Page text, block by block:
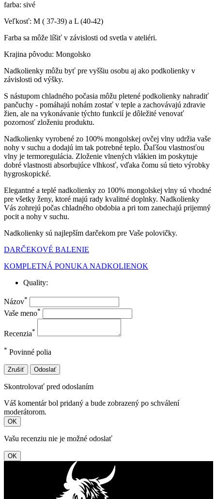
farba: sivé
Veľkosť: M ( 37-39) a L (40-42)
Farba sa môže líšiť v závislosti od svetla v ateliéri.
Krajina pôvodu: Mongolsko
Nadkolienky môžu byť pre vyššiu osobu aj ako podkolienky v
závislosti od výšky.
S nástupom chladného počasia môžu pletené podkolienky nahradiť
pančuchy - pomáhajú nohám zostať v teple a zachovávajú zdravie
žien, ale na vykonávanie týchto funkcií je dôležité venovať
pozornosť zloženiu produktu.
Nadkolienky vyrobené zo 100% mongolskej ovčej vlny udržia vaše
nohy v suchu a dodajú im tak potrebné teplo. Ďaľšou vlastnosťou
vlny je termoregulácia. Zloženie vlnených vlákien im poskytuje
dobré vlastnosti absorbujúce vlhkosť, vďaka čomu sú tieto výrobky
hygroskopické.
Elegantné a teplé nadkolienky zo 100% mongolskej vlny sú vhodné
pre všetky ženy, ktoré majú rady kvalitné doplnky. Nadkolienky
Vás zohrejú počas chladného obdobia a pri tom zanechajú prijemný
pocit a nohy v suchu.
Nadkolienky sú najlepším darčekom pre Vaše polovičky.
DARČEKOVÉ BALENIE
KOMPLETNÁ PONUKA NADKOLIENOK
Quality:
Názov*
Vaše meno*
Recenzia*
* Povinné polia
Zrušiť Odoslať
Skontrolovať pred odoslaním
Váš komentár bol pridaný a bude zobrazený po schválení
moderátorom.
OK
Vašu recenziu nie je možné odoslať
OK